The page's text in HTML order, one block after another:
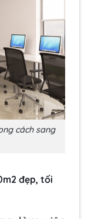
cách sang
đẹp, tối